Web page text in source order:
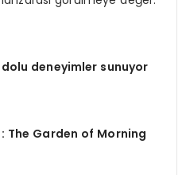
deneyimler sunuyor
The Garden of Morning